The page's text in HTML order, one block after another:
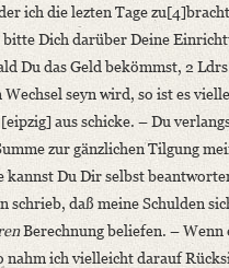
ich die lezten Tage
Dich darüber Deine
Du das Geld bekömmst, 2
seyn wird, so ist es
aus schicke. – Du
zur gänzlichen Tilgung
kannst Du Dir selbst
daß meine Schulden
Berechnung beliefen. – Wenn
nahm ich vielleicht darauf